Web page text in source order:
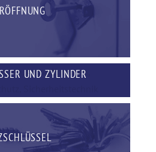
UND ZYLINDER